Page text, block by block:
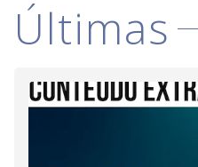
Últimas